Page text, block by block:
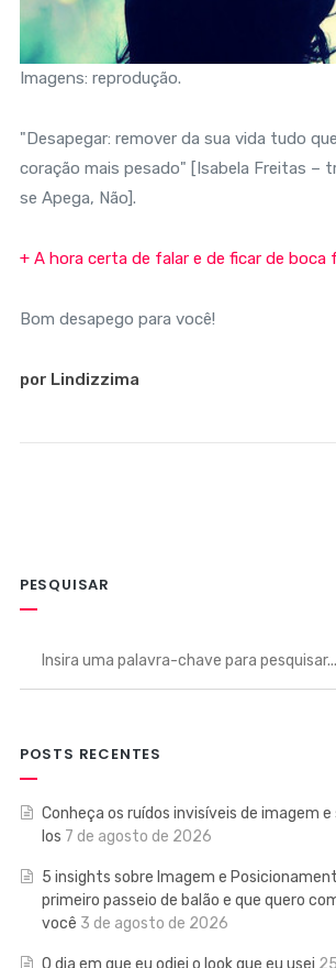
Imagens: reprodução.
"Desapegar: remover da sua vida tudo
coração mais pesado" [Isabela Freitas –
se Apega, Não].
+ A hora certa de falar e de ficar de boca
Bom desapego para você!
por Lindizzima
PESQUISAR
POSTS RECENTES
Conheça os ruídos invisíveis de imagem
los 7 de agosto de 2026
5 insights sobre Imagem e
primeiro passeio de balão e que quero
você 3 de agosto de 2026